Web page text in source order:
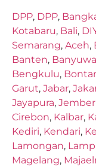
DPP, DPP,
Kotabaru, Bali,
Semarang, Aceh,
Banten,
Bengkulu,
Garut, Jabar,
Jayapura, Jember
Cirebon, Kalbar,
Kediri, Kendari,
Lamongan,
Magelang,